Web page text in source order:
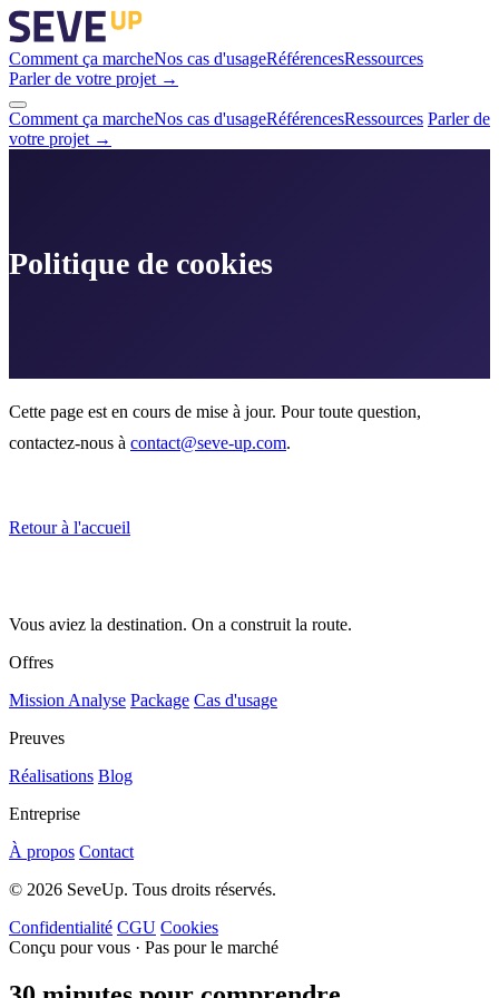
Comment ça marcheNos cas d'usageRéférencesRessources
Parler de votre projet →
Comment ça marcheNos cas d'usageRéférencesRessources Parler de
votre projet →
Politique de cookies
Cette page est en cours de mise à jour. Pour toute question,
contactez-nous à contact@seve-up.com.
Retour à l'accueil
Vous aviez la destination. On a construit la route.
Offres
Mission Analyse Package Cas d'usage
Preuves
Réalisations Blog
Entreprise
À propos Contact
© 2026 SeveUp. Tous droits réservés.
Confidentialité CGU Cookies
Conçu pour vous · Pas pour le marché